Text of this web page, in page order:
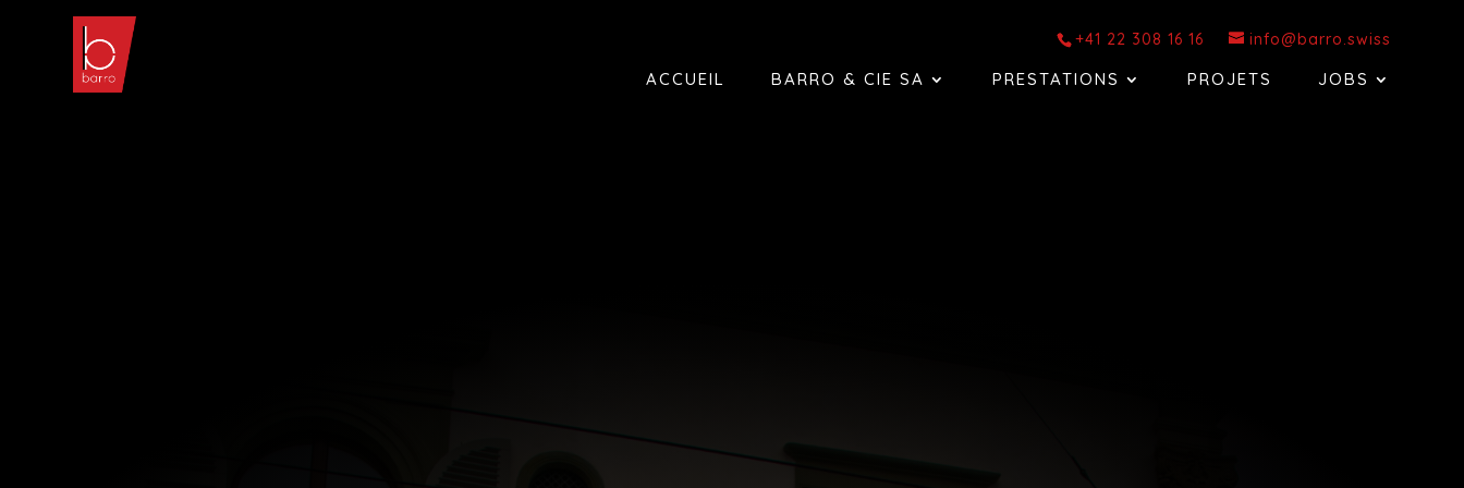
+41 22 308 16 16 info@barro.swiss
ACCUEIL BARRO & CIE SA PRESTATIONS PROJETS JOBS